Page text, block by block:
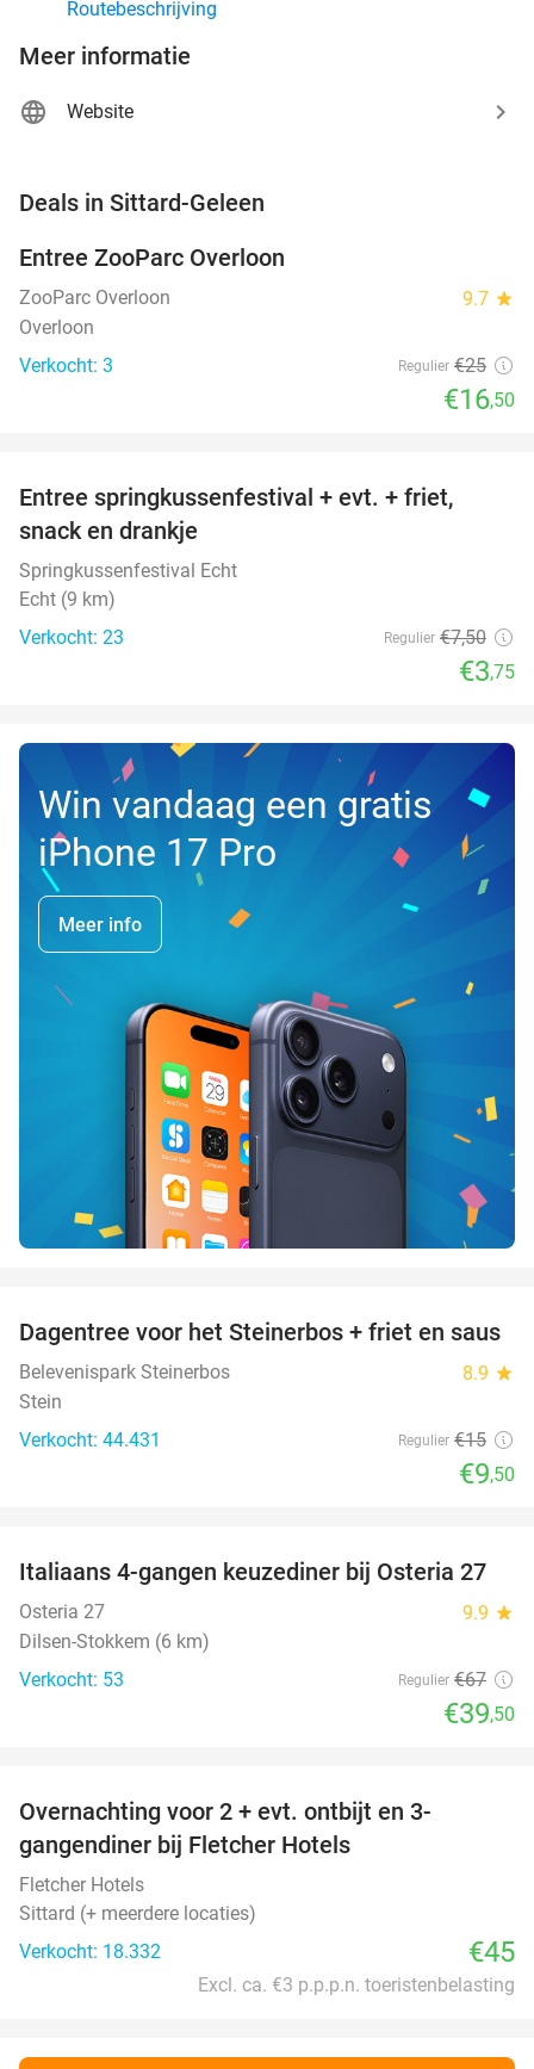
Routebeschrijving
Meer informatie
Website
Deals in Sittard-Geleen
TODAY
Entree ZooParc Overloon
ZooParc Overloon 9.7 star
Overloon
Verkocht: 3
Regulier €25
€16,50
TODAY
Entree springkussenfestival + evt. + friet,
snack en drankje
Springkussenfestival Echt
Echt (9 km)
Verkocht: 23
Regulier €7,50
€3,75
Win vandaag een gratis
iPhone 17 Pro
Meer info
37%
Dagentree voor het Steinerbos + friet en saus
Belevenispark Steinerbos 8.9 star
Stein
Verkocht: 44.431
Regulier €15
€9,50
41%
Italiaans 4-gangen keuzediner bij Osteria 27
Osteria 27 9.9 star
Dilsen-Stokkem (6 km)
Verkocht: 53
Regulier €67
€39,50
Overnachting voor 2 + evt. ontbijt en 3-
gangendiner bij Fletcher Hotels
Fletcher Hotels
Sittard (+ meerdere locaties)
Verkocht: 18.332
€45
Excl. ca. €3 p.p.p.n. toeristenbelasting